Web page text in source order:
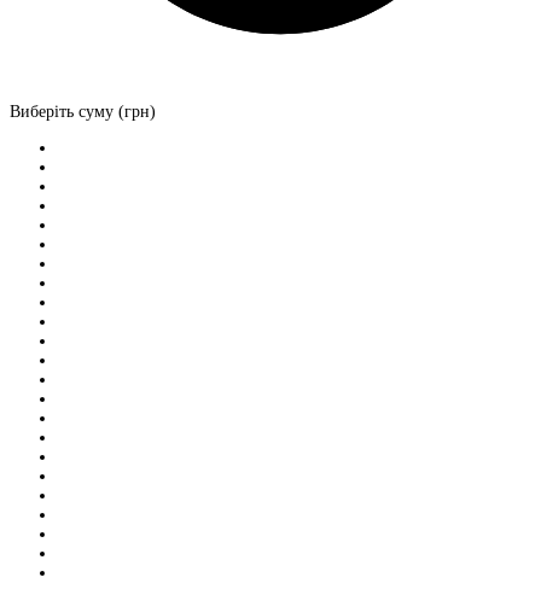
Виберіть суму (грн)